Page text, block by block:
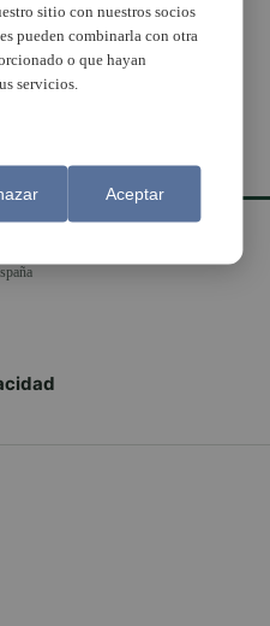
sitio con nuestros socios
pueden combinarla con otra
o que hayan
servicios.
Aceptar